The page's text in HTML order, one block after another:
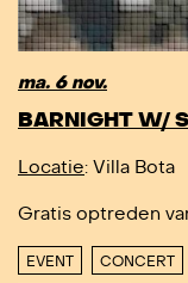
ma. 6 nov.
BARNIGHT W/
Locatie: Villa Bota
Gratis optreden
EVENT CONCERT